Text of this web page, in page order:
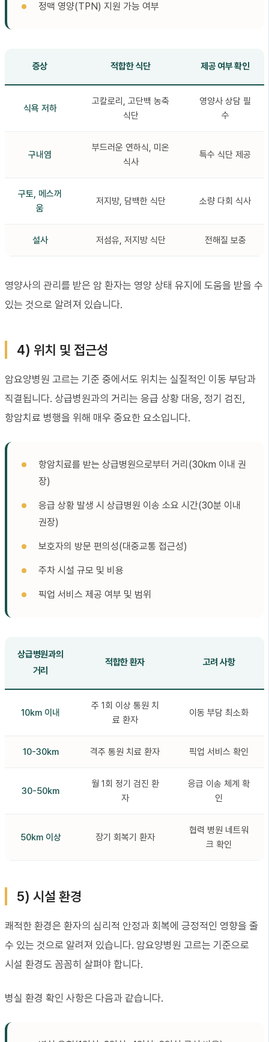
정맥 영양(TPN) 지원 가능 여부
증상 적합한 식단 제공 여부 확인
식욕 저하
고칼로리, 고단백 농축
식단
영양사 상담 필
수
구내염
부드러운 연하식, 미온
식사
특수 식단 제공
구토, 메스꺼
움
저지방, 담백한 식단 소량 다회 식사
설사 저섬유, 저지방 식단 전해질 보충
영양사의 관리를 받은 암 환자는 영양 상태 유지에 도움을 받을 수
있는 것으로 알려져 있습니다.
4) 위치 및 접근성
암요양병원 고르는 기준 중에서도 위치는 실질적인 이동 부담과
직결됩니다. 상급병원과의 거리는 응급 상황 대응, 정기 검진,
항암치료 병행을 위해 매우 중요한 요소입니다.
항암치료를 받는 상급병원으로부터 거리(30km 이내 권
장)
응급 상황 발생 시 상급병원 이송 소요 시간(30분 이내
권장)
보호자의 방문 편의성(대중교통 접근성)
주차 시설 규모 및 비용
픽업 서비스 제공 여부 및 범위
상급병원과의
거리
적합한 환자 고려 사항
10km 이내
주 1회 이상 통원 치
료 환자
이동 부담 최소화
10-30km 격주 통원 치료 환자 픽업 서비스 확인
30-50km
월 1회 정기 검진 환
자
응급 이송 체계 확
인
50km 이상 장기 회복기 환자
협력 병원 네트워
크 확인
5) 시설 환경
쾌적한 환경은 환자의 심리적 안정과 회복에 긍정적인 영향을 줄
수 있는 것으로 알려져 있습니다. 암요양병원 고르는 기준으로
시설 환경도 꼼꼼히 살펴야 합니다.
병실 환경 확인 사항은 다음과 같습니다.